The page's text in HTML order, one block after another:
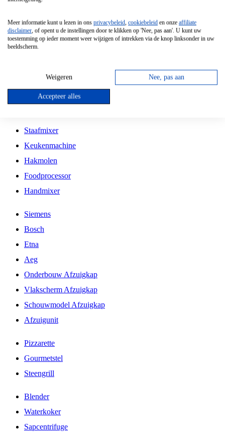
Vrijstaande Magnetron
Vrijstaande Kookplaat
Inbouw Gaskookplaat
Inbouw Keramische Kookplaat
Kookplaat Accessoires
Staafmixer
Keukenmachine
Hakmolen
Foodprocessor
Handmixer
Siemens
Bosch
Etna
Aeg
Onderbouw Afzuigkap
Vlakscherm Afzuigkap
Schouwmodel Afzuigkap
Afzuigunit
Pizzarette
Gourmetstel
Steengrill
Blender
Waterkoker
Sapcentrifuge
Meer informatie kunt u lezen in ons privacybeleid, cookiebeleid en onze affiliate
disclaimer, of opent u de instellingen door te klikken op 'Nee, pas aan'. U kunt uw
toestemming op ieder moment weer wijzigen of intrekken via de knop linksonder in uw
beeldscherm.
Weigeren Nee, pas aan
Accepteer alles